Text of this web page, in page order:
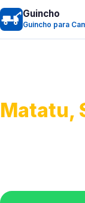
Guincho
Guincho para
Matatu,